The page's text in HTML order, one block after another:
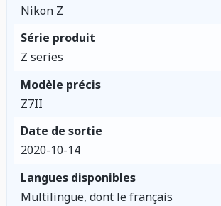
Nikon Z
Série produit
Z series
Modèle précis
Z7II
Date de sortie
2020-10-14
Langues disponibles
Multilingue, dont le français